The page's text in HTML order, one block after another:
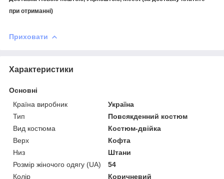
при отриманні)
Приховати
Характеристики
Основні
Країна виробник
Україна
Тип
Повсякденний костюм
Вид костюма
Костюм-двійка
Верх
Кофта
Низ
Штани
Розмір жіночого одягу (UA)
54
Колір
Коричневий